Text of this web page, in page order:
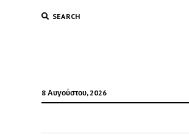
SEARCH
8 Αυγούστου, 2026